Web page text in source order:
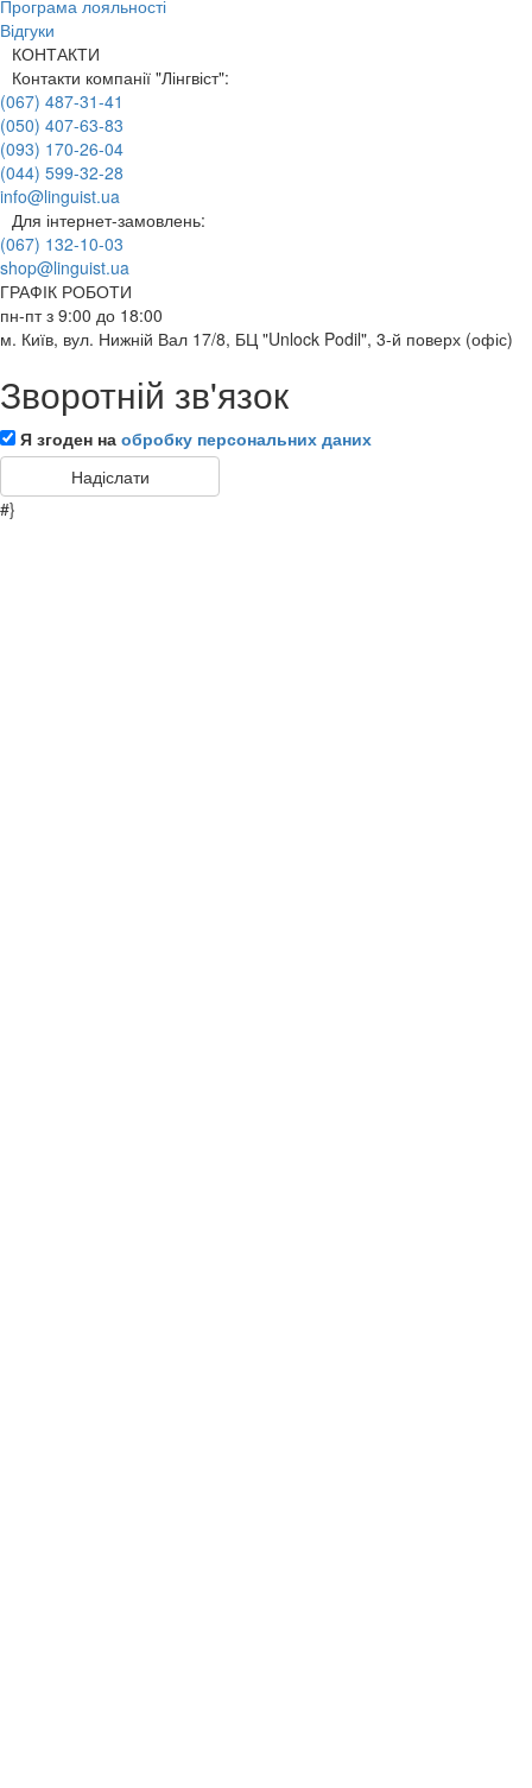
Програма лояльності
Відгуки
КОНТАКТИ
Контакти компанії "Лінгвіст":
(067) 487-31-41
(050) 407-63-83
(093) 170-26-04
(044) 599-32-28
info@linguist.ua
Для інтернет-замовлень:
(067) 132-10-03
shop@linguist.ua
ГРАФІК РОБОТИ
пн-пт з 9:00 до 18:00
м. Київ, вул. Нижній Вал 17/8, БЦ "Unlock Podil", 3-й поверх (офіс)
Зворотній зв'язок
Я згоден на обробку персональних даних
#}